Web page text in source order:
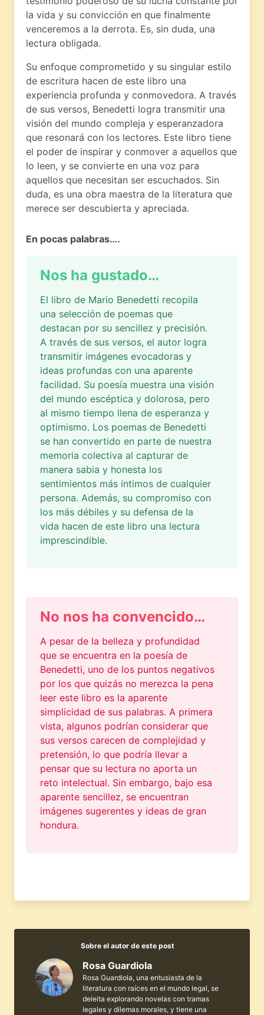
la vida y su convicción en que finalmente
venceremos a la derrota. Es, sin duda, una
lectura obligada.
Su enfoque comprometido y su singular estilo
de escritura hacen de este libro una
experiencia profunda y conmovedora. A través
de sus versos, Benedetti logra transmitir una
visión del mundo compleja y esperanzadora
que resonará con los lectores. Este libro tiene
el poder de inspirar y conmover a aquellos que
lo leen, y se convierte en una voz para
aquellos que necesitan ser escuchados. Sin
duda, es una obra maestra de la literatura que
merece ser descubierta y apreciada.
En pocas palabras….
Nos ha gustado…
El libro de Mario Benedetti recopila
una selección de poemas que
destacan por su sencillez y precisión.
A través de sus versos, el autor logra
transmitir imágenes evocadoras y
ideas profundas con una aparente
facilidad. Su poesía muestra una visión
del mundo escéptica y dolorosa, pero
al mismo tiempo llena de esperanza y
optimismo. Los poemas de Benedetti
se han convertido en parte de nuestra
memoria colectiva al capturar de
manera sabia y honesta los
sentimientos más íntimos de cualquier
persona. Además, su compromiso con
los más débiles y su defensa de la
vida hacen de este libro una lectura
imprescindible.
No nos ha convencido…
A pesar de la belleza y profundidad
que se encuentra en la poesía de
Benedetti, uno de los puntos negativos
por los que quizás no merezca la pena
leer este libro es la aparente
simplicidad de sus palabras. A primera
vista, algunos podrían considerar que
sus versos carecen de complejidad y
pretensión, lo que podría llevar a
pensar que su lectura no aporta un
reto intelectual. Sin embargo, bajo esa
aparente sencillez, se encuentran
imágenes sugerentes y ideas de gran
hondura.
Sobre el autor de este post
Rosa Guardiola
Rosa Guardiola, una entusiasta de la
literatura con raíces en el mundo legal, se
deleita explorando novelas con tramas
legales y dilemas morales, y tiene una